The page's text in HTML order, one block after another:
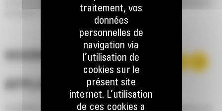
production. Les avantages de cette conception: des facteurs de remplissage et
APPLICATION
Les godets normaux GP série Performance pour les chargeuses sur
traitement, vos
données
personnelles de
navigation via
l’utilisation de
cookies sur le
présent site
internet. L’utilisation
de ces cookies a